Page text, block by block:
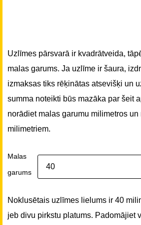
Uzlīmes pārsvarā ir kvadrātveida,
malas garums. Ja uzlīme ir šaura,
izmaksas tiks rēķinātas atsevišķi un
summa noteikti būs mazāka par šeit
norādiet malas garumu milimetros
milimetriem.
Malas
garums
Noklusētais uzlīmes lielums ir 40
jeb divu pirkstu platums. Padomājiet